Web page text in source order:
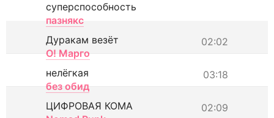
суперспособность
пазнякс
02:02
Дуракам везёт
О! Марго
03:18
нелёгкая
без обид
02:09
ЦИФРОВАЯ КОМА